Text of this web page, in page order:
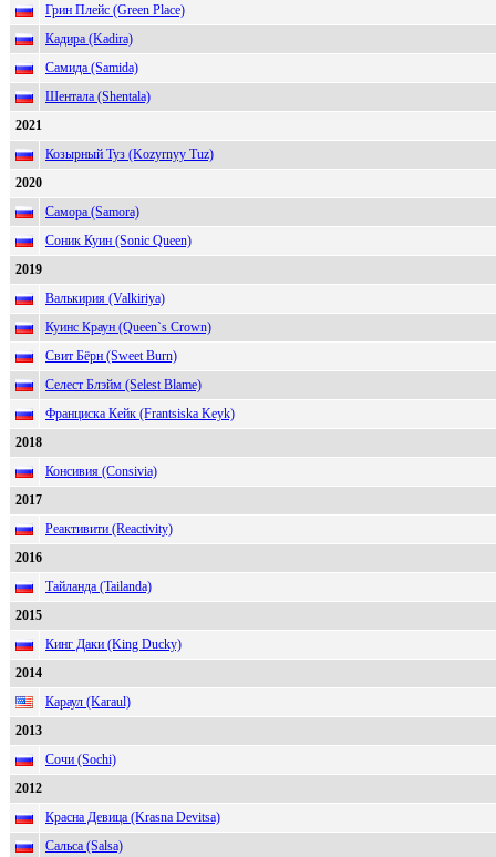
Грин Плейс (Green Place)
Кадира (Kadira)
Самида (Samida)
Шентала (Shentala)
2021
Козырный Туз (Kozyrnyy Tuz)
2020
Самора (Samora)
Соник Куин (Sonic Queen)
2019
Валькирия (Valkiriya)
Куинс Краун (Queen`s Crown)
Свит Бёрн (Sweet Burn)
Селест Блэйм (Selest Blame)
Франциска Кейк (Frantsiska Keyk)
2018
Консивия (Consivia)
2017
Реактивити (Reactivity)
2016
Тайланда (Tailanda)
2015
Кинг Даки (King Ducky)
2014
Караул (Karaul)
2013
Сочи (Sochi)
2012
Красна Девица (Krasna Devitsa)
Сальса (Salsa)